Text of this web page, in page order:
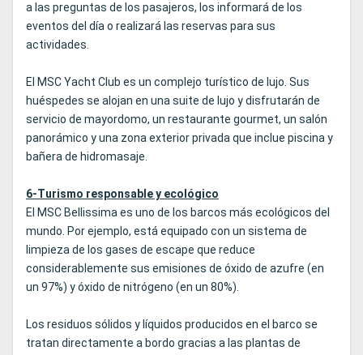
a las preguntas de los pasajeros, los informará de los
eventos del día o realizará las reservas para sus
actividades.
El MSC Yacht Club es un complejo turístico de lujo. Sus
huéspedes se alojan en una suite de lujo y disfrutarán de
servicio de mayordomo, un restaurante gourmet, un salón
panorámico y una zona exterior privada que inclue piscina y
bañera de hidromasaje.
6-Turismo responsable y ecológico
El MSC Bellissima es uno de los barcos más ecológicos del
mundo. Por ejemplo, está equipado con un sistema de
limpieza de los gases de escape que reduce
considerablemente sus emisiones de óxido de azufre (en
un 97%) y óxido de nitrógeno (en un 80%).
Los residuos sólidos y líquidos producidos en el barco se
tratan directamente a bordo gracias a las plantas de